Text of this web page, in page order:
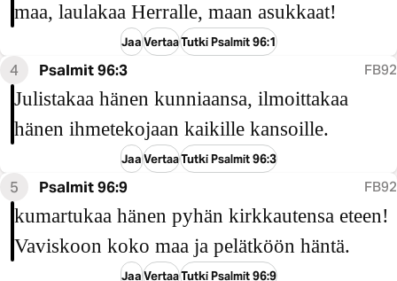
maa, laulakaa Herralle, maan asukkaat!
JaaVertaaTutki Psalmit 96:1
4 Psalmit 96:3 FB92
Julistakaa hänen kunniaansa, ilmoittakaa
hänen ihmetekojaan kaikille kansoille.
JaaVertaaTutki Psalmit 96:3
5 Psalmit 96:9 FB92
kumartukaa hänen pyhän kirkkautensa eteen!
Vaviskoon koko maa ja pelätköön häntä.
JaaVertaaTutki Psalmit 96:9